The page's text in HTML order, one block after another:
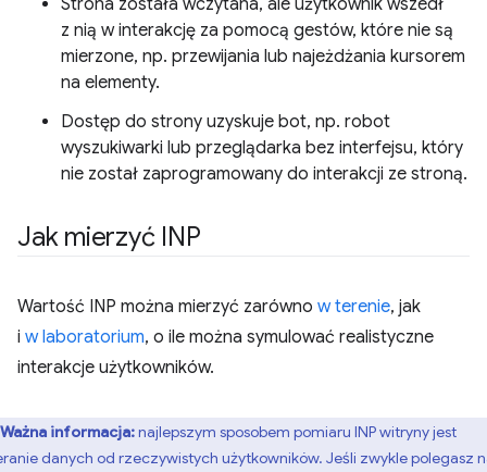
z nią w interakcję za pomocą gestów, które nie są
mierzone, np. przewijania lub najeżdżania kursorem
na elementy.
Dostęp do strony uzyskuje bot, np. robot
wyszukiwarki lub przeglądarka bez interfejsu, który
nie został zaprogramowany do interakcji ze stroną.
Jak mierzyć INP
Wartość INP można mierzyć zarówno w terenie, jak
i w laboratorium, o ile można symulować realistyczne
interakcje użytkowników.
Ważna informacja:najlepszym sposobem pomiaru INP witryny jest
danych od rzeczywistych użytkowników. Jeśli zwykle polegasz